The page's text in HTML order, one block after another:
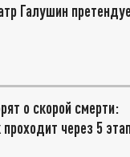
Галушин
о скорой смерти:
через 5